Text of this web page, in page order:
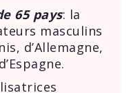
65 pays: la
masculins
d’Allemagne,